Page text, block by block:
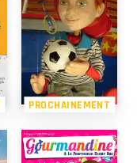
PROCHAINEMENT